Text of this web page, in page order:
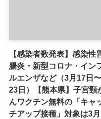
【感染者数発表】感染性
腸炎・新型コロナ・イン
ルエンザなど（3月17日〜
23日）【熊本県】子宮頸
んワクチン無料の「キャ
チアップ接種」対象は3月